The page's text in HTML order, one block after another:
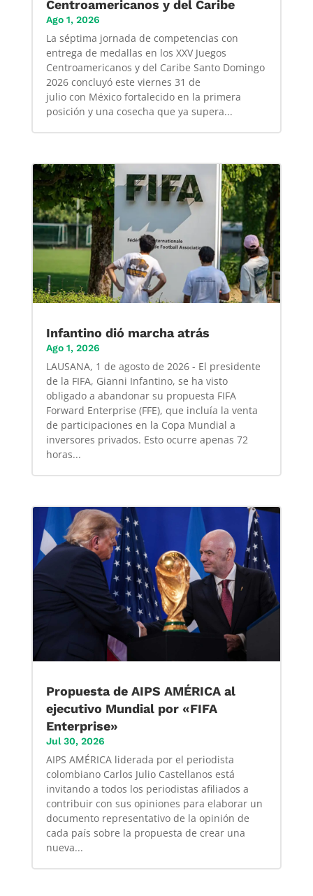
Centroamericanos y del Caribe
Ago 1, 2026
La séptima jornada de competencias con
entrega de medallas en los XXV Juegos
Centroamericanos y del Caribe Santo Domingo
2026 concluyó este viernes 31 de
julio con México fortalecido en la primera
posición y una cosecha que ya supera...
Infantino dió marcha atrás
Ago 1, 2026
LAUSANA, 1 de agosto de 2026 - El presidente
de la FIFA, Gianni Infantino, se ha visto
obligado a abandonar su propuesta FIFA
Forward Enterprise (FFE), que incluía la venta
de participaciones en la Copa Mundial a
inversores privados. Esto ocurre apenas 72
horas...
Propuesta de AIPS AMÉRICA al
ejecutivo Mundial por «FIFA
Enterprise»
Jul 30, 2026
AIPS AMÉRICA liderada por el periodista
colombiano Carlos Julio Castellanos está
invitando a todos los periodistas afiliados a
contribuir con sus opiniones para elaborar un
documento representativo de la opinión de
cada país sobre la propuesta de crear una
nueva...